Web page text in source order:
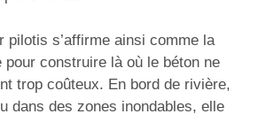
pilotis s’affirme ainsi comme la
construire là où le béton ne
trop coûteux. En bord de rivière,
dans des zones inondables, elle